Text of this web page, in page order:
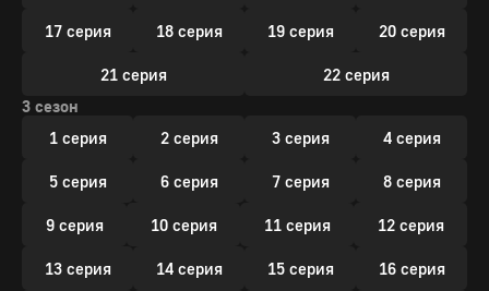
17 серия 18 серия 19 серия 20 серия
21 серия
22 серия
3 сезон
1 серия
2 серия 3 серия 4 серия
5 серия 6 серия 7 серия 8 серия
9 серия 10 серия 11 серия 12 серия
13 серия 14 серия 15 серия 16 серия